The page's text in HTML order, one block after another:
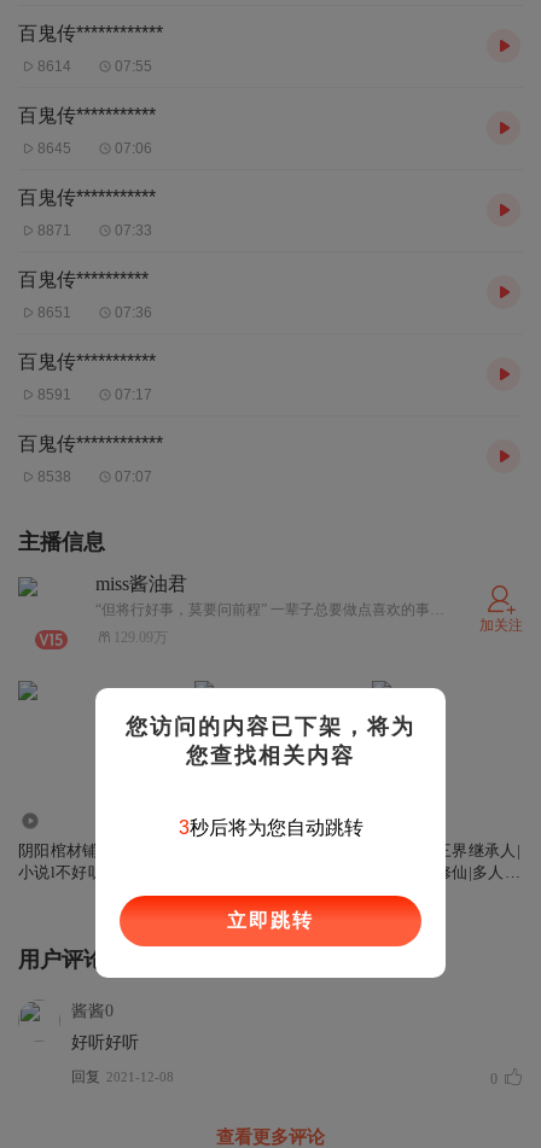
百鬼传************
8614 07:55
百鬼传***********
8645 07:06
百鬼传***********
8871 07:33
百鬼传**********
8651 07:36
百鬼传***********
8591 07:17
百鬼传************
8538 07:07
主播信息
miss酱油君
“但将行好事，莫要问前程” 一辈子总要做点喜欢的事吧？ 一辈子总要去想去的地方吧？ 一辈子总要看看花怎么开吧？ 一辈子总要看看水怎么流吧？ 感谢您听我的故事，愿您人生如愿似锦！ 您好！我是讲故事的酱油君！ 实名信息：李用生
129.09万
加关注
阴阳棺材铺I精品有声
小说l不好听锤我
16.95万
丨风水秘术丨酱油君
播讲丨多人有声剧
【免费】三界继承人|
搞笑都市修仙|多人有
声剧
用户评论
酱酱0
好听好听
回复 2021-12-08 0
查看更多评论
您访问的内容已下架，将为
您查找相关内容
3秒后将为您自动跳转
立即跳转